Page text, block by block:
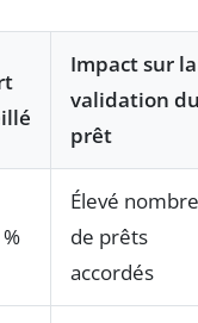
Impact sur la
validation
prêt
Élevé nombre
de prêts
accordés